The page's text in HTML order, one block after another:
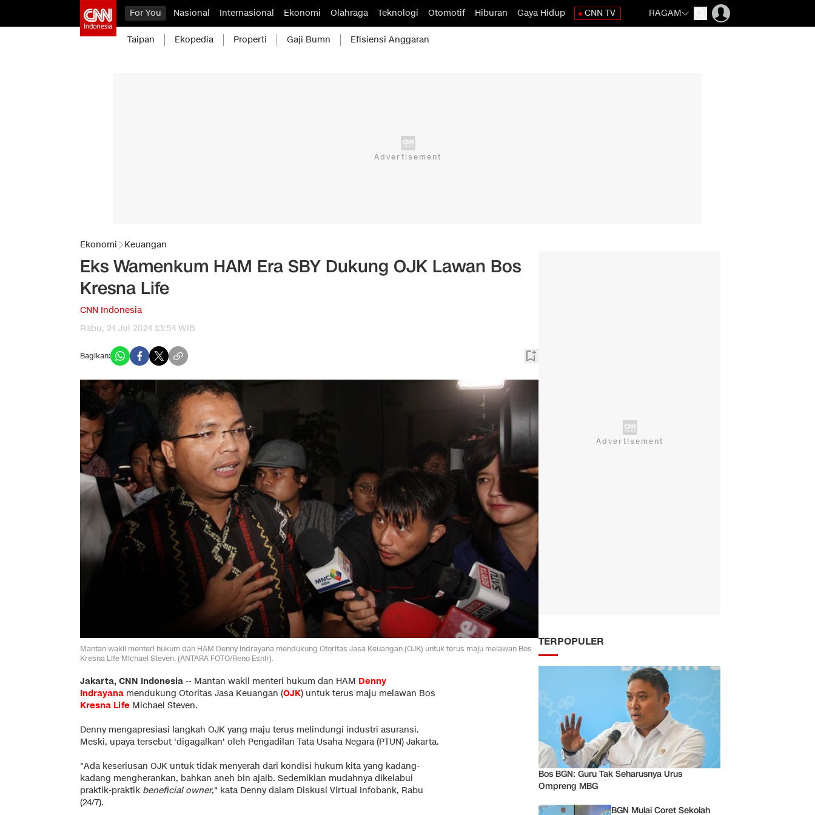
For You Nasional Internasional Ekonomi Olahraga Teknologi Otomotif Hiburan Gaya Hidup CNN TV RAGAM
Taipan Ekopedia Properti Gaji Bumn Efisiensi Anggaran
Ekonomi Keuangan
Eks Wamenkum HAM Era SBY Dukung OJK Lawan Bos
Kresna Life
CNN Indonesia
Rabu, 24 Jul 2024 13:54 WIB
Bagikan:
Mantan wakil menteri hukum dan HAM Denny Indrayana mendukung Otoritas Jasa Keuangan (OJK) untuk terus maju melawan Bos
Kresna Life Michael Steven. (ANTARA FOTO/Reno Esnir).
Jakarta, CNN Indonesia -- Mantan wakil menteri hukum dan HAM Denny
Indrayana mendukung Otoritas Jasa Keuangan (OJK) untuk terus maju melawan Bos
Kresna Life Michael Steven.
Denny mengapresiasi langkah OJK yang maju terus melindungi industri asuransi.
Meski, upaya tersebut 'digagalkan' oleh Pengadilan Tata Usaha Negara (PTUN) Jakarta.
"Ada keseriusan OJK untuk tidak menyerah dari kondisi hukum kita yang kadang-
kadang mengherankan, bahkan aneh bin ajaib. Sedemikian mudahnya dikelabui
praktik-praktik beneficial owner," kata Denny dalam Diskusi Virtual Infobank, Rabu
(24/7).
TERPOPULER
Bos BGN: Guru Tak Seharusnya Urus
Ompreng MBG
BGN Mulai Coret Sekolah